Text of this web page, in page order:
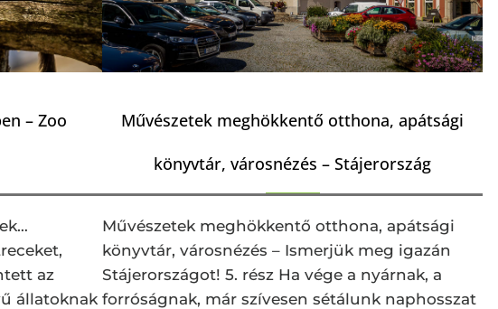
– Zoo
az
állatoknak
Művészetek meghökkentő otthona, apátsági
könyvtár, városnézés – Stájerország
Művészetek meghökkentő otthona, apátsági
könyvtár, városnézés – Ismerjük meg igazán
Stájerországot! 5. rész Ha vége a nyárnak, a
forróságnak, már szívesen sétálunk naphosszat